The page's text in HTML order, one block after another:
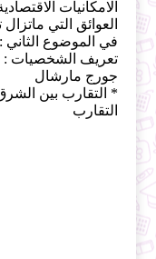
الامكانيات
العوائق التي
في الموضوع الثاني :
تعريف الشخصيات :
جورج مارشال
* التقارب بين
التقارب